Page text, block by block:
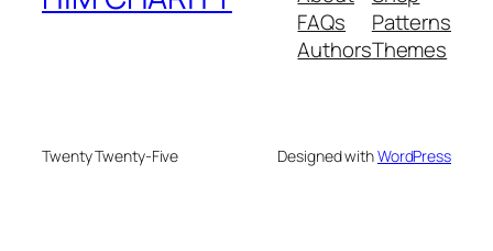
FAQs
Authors
Patterns
Themes
Twenty Twenty-Five Designed withWordPress